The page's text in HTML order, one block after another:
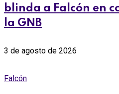
blinda a Falcón en
la GNB
3 de agosto de 2026
Falcón